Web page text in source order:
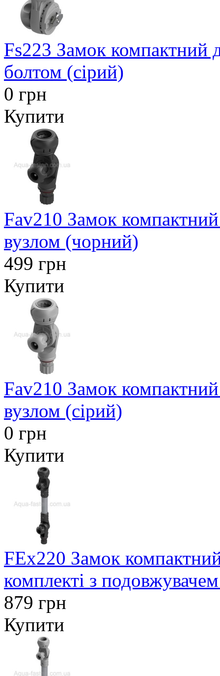
Fs223 Замок компактний
болтом (сірий)
0 грн
Купити
Fav210 Замок
вузлом (чорний)
499 грн
Купити
Fav210 Замок
вузлом (сірий)
0 грн
Купити
FEx220 Замок
комплекті з
879 грн
Купити